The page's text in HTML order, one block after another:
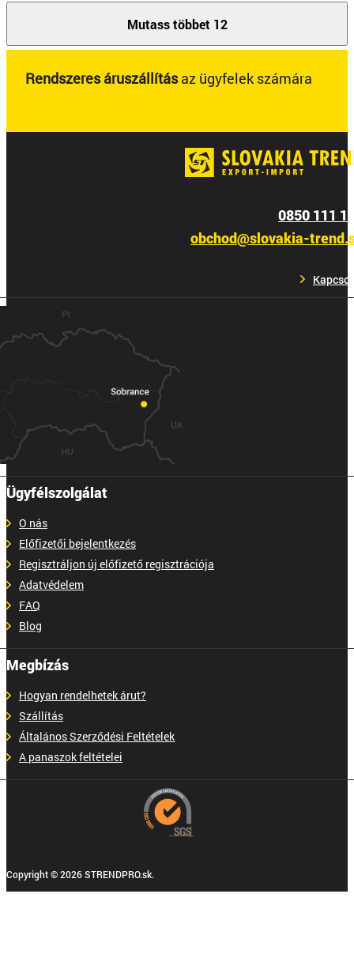
Mutass többet 12
Rendszeres áruszállítás az ügyfelek számára
Ügyfélszolgálat
O nás
Előfizetői bejelentkezés
Regisztráljon új előfizető regisztrációja
Adatvédelem
FAQ
Blog
Megbízás
Hogyan rendelhetek árut?
Szállítás
Általános Szerződési Feltételek
A panaszok feltételei
Copyright © 2026 STRENDPRO.sk.
0850 111
obchod@slovakia-